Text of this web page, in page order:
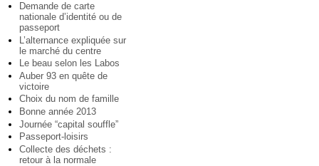
Demande de carte
nationale d’identité ou de
passeport
L’alternance expliquée sur
le marché du centre
Le beau selon les Labos
Auber 93 en quête de
victoire
Choix du nom de famille
Bonne année 2013
Journée “capital souffle”
Passeport-loisirs
Collecte des déchets :
retour à la normale